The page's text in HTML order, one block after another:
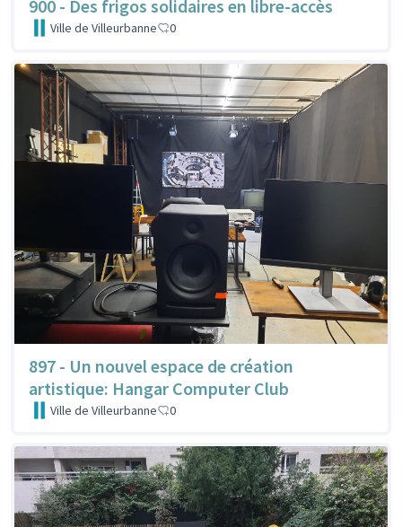
900 - Des frigos solidaires en libre-accès
Ville de Villeurbanne 0
897 - Un nouvel espace de création
artistique: Hangar Computer Club
Ville de Villeurbanne 0